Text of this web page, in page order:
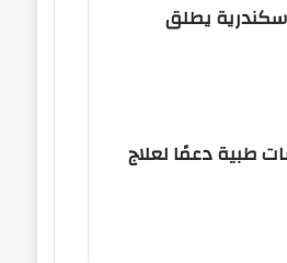
يطلق
مؤسسات طبية دعمًا لعلاج